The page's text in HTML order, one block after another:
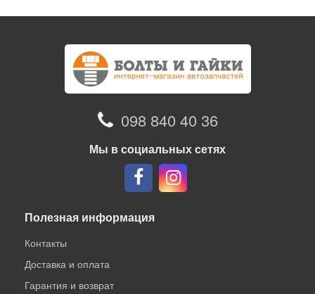
098 840 40 36
Мы в социальных сетях
Полезная информация
Контакты
Доставка и оплата
Гарантия и возврат